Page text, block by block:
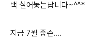
백 실어놓는답니다~^^*
지금 7월 중슨....